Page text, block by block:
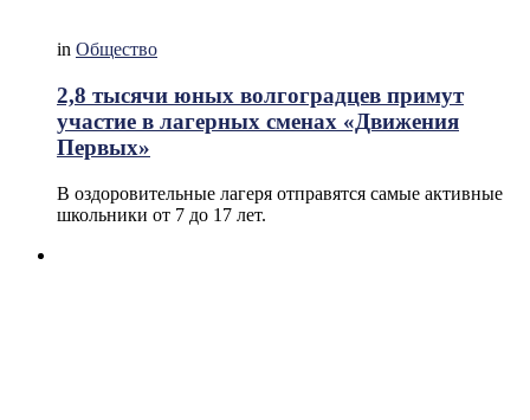
in Общество
2,8 тысячи юных волгоградцев примут
участие в лагерных сменах «Движения
Первых»
В оздоровительные лагеря отправятся самые активные
школьники от 7 до 17 лет.